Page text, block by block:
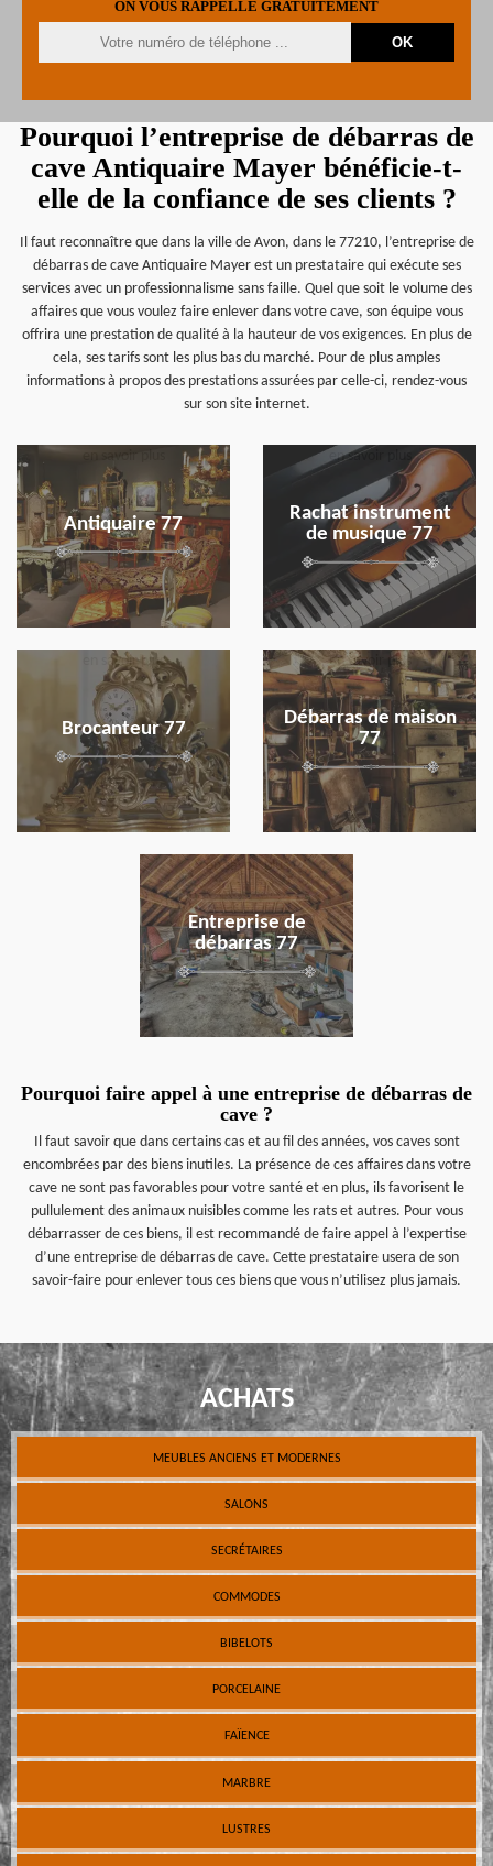
ON VOUS RAPPELLE GRATUITEMENT
Pourquoi l’entreprise de débarras de
cave Antiquaire Mayer bénéficie-t-
elle de la confiance de ses clients ?
Il faut reconnaître que dans la ville de Avon, dans le 77210, l’entreprise de
débarras de cave Antiquaire Mayer est un prestataire qui exécute ses
services avec un professionnalisme sans faille. Quel que soit le volume des
affaires que vous voulez faire enlever dans votre cave, son équipe vous
offrira une prestation de qualité à la hauteur de vos exigences. En plus de
cela, ses tarifs sont les plus bas du marché. Pour de plus amples
informations à propos des prestations assurées par celle-ci, rendez-vous
sur son site internet.
Antiquaire 77
en savoir plus
Rachat instrument
de musique 77
en savoir plus
Brocanteur 77
en savoir plus
Débarras de maison
77
en savoir plus
Entreprise de
débarras 77
en savoir plus
Pourquoi faire appel à une entreprise de débarras de
cave ?
Il faut savoir que dans certains cas et au fil des années, vos caves sont
encombrées par des biens inutiles. La présence de ces affaires dans votre
cave ne sont pas favorables pour votre santé et en plus, ils favorisent le
pullulement des animaux nuisibles comme les rats et autres. Pour vous
débarrasser de ces biens, il est recommandé de faire appel à l’expertise
d’une entreprise de débarras de cave. Cette prestataire usera de son
savoir-faire pour enlever tous ces biens que vous n’utilisez plus jamais.
ACHATS
MEUBLES ANCIENS ET MODERNES
SALONS
SECRÉTAIRES
COMMODES
BIBELOTS
PORCELAINE
FAÏENCE
MARBRE
LUSTRES